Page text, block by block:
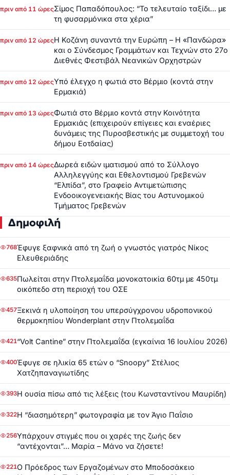
πριν από 11 ώρεςΣίμος Παπαδόπουλος: “Το τελευταίο ταξίδι… με
τη φυσαρμόνικα στα χέρια”
πριν από 12 ώρεςΗ Κοζάνη συναντά την Ευρώπη – Η «Πανδώρα»
και ο Σύνδεσμος Γραμμάτων και Τεχνών στο 27ο
Διεθνές Φεστιβάλ Νεανικών Ορχηστρών
πριν από 12 ώρεςΥπό έλεγχο η φωτιά στο Βέρμιο (κοντά στην
Ερμακιά)
πριν από 13 ώρεςΦωτιά στο Βέρμιο κοντά στην Κοινότητα
Ερμακιάς (επιχειρούν επίγειες και εναέριες
δυνάμεις της Πυροσβεστικής με συμμετοχή του
δήμου Εοτδαίας)
πριν από 14 ώρεςΔωρεά ειδών ιματισμού από το Σύλλογο
Αλληλεγγύης και Εθελοντισμού Γρεβενών
“Ελπίδα”, στο Γραφείο Αντιμετώπισης
Ενδοοικογενειακής Βίας του Αστυνομικού
Τμήματος Γρεβενών
Δημοφιλή
768Έφυγε ξαφνικά από τη ζωή ο γνωστός γιατρός Νίκος
Ελευθεριάδης
635Πωλείται στην Πτολεμαΐδα μονοκατοικία 60τμ με 450τμ
οικόπεδο στη περιοχή του ΟΣΕ
457Ξεκινά η υλοποίηση του υπερσύγχρονου υδροπονικού
θερμοκηπίου Wonderplant στην Πτολεμαΐδα
421“Volt Cantine” στην Πτολεμαΐδα (εγκαίνια 16 Ιουλίου 2026)
400Έφυγε σε ηλικία 65 ετών ο “Snoopy” Στέλιος
Χατζηπαναγιωτίδης
393Η ουσία πίσω από τις λέξεις (του Κωνσταντίνου Μαυρίδη)
322Η “διασημότερη” φωτογραφία με τον Άγιο Παΐσιο
256Υπάρχουν στιγμές που οι χαρές της ζωής δεν
“αντέχονται”… Μαρία – Μάνο να ζήσετε!
221Ο Πρόεδρος των Εργαζομένων στο Μποδοσάκειο